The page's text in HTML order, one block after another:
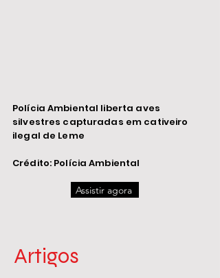
Polícia Ambiental liberta aves
silvestres capturadas em cativeiro
ilegal de Leme
Crédito: Polícia Ambiental
Assistir agora
Artigos